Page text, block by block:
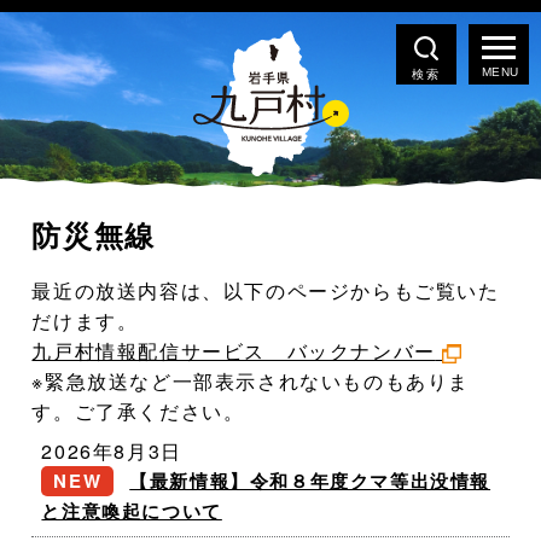
検索
防災無線
最近の放送内容は、以下のページからもご覧いた
だけます。
九戸村情報配信サービス バックナンバー
※緊急放送など一部表示されないものもありま
す。ご了承ください。
2026年8月3日
【最新情報】令和８年度クマ等出没情報
と注意喚起について